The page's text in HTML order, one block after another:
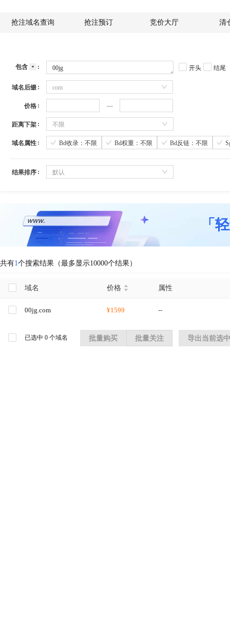
抢注域名查询 抢注预订 竞价大厅 清
包含 开头 结尾
域名后缀 com
价格
距离下架 不限
域名属性 Bd收录：不限 Bd权重：不限 Bd反链：不限
结果排序 默认
「
共有1个搜索结果（最多显示10000个结果）
域名 价格 属性
00jg.com ¥1599 --
已选中 0 个域名 批量购买 批量关注 导出当前选中